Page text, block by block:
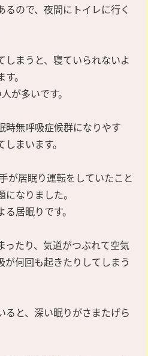
ので、夜間にトイレに行く
しまうと、寝ていられないよ
。
が多いです。
時無呼吸症候群になりやす
まいます。
が居眠り運転をしていたこと
なりました。
居眠りです。
ったり、気道がつぶれて空気
が何回も起きたりしてしまう
ると、深い眠りがさまたげら